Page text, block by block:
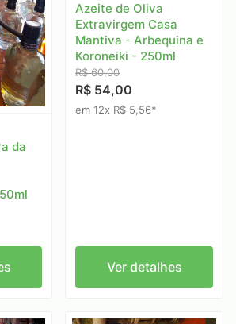
da
Azeite de Oliva
Extravirgem Casa
Mantiva - Arbequina e
Koroneiki - 250ml
R$ 60,00
R$ 54,00
em 12x R$ 5,56*
Ver detalhes